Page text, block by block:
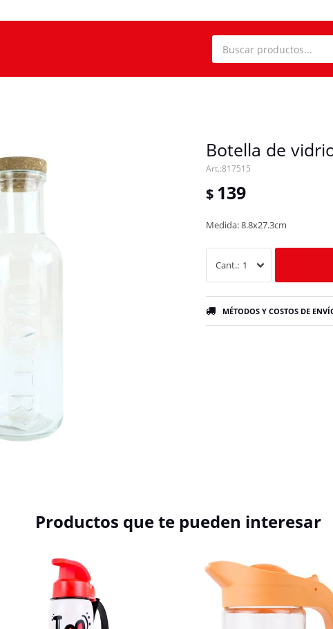
Botella de
817515
$ 139
Medida: 8.8x27.3cm
1
MÉTODOS Y COSTOS DE
Productos que te pueden interesar